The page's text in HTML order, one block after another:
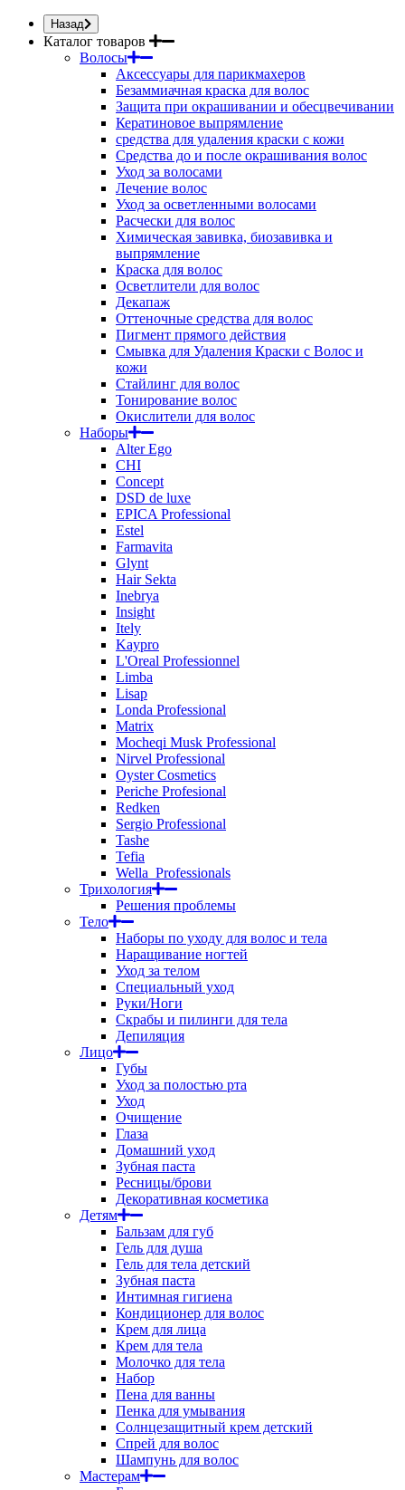
Назад
Каталог товаров
Волосы
Аксессуары для парикмахеров
Безаммиачная краска для волос
Защита при окрашивании и обесцвечивании
Кератиновое выпрямление
средства для удаления краски с кожи
Средства до и после окрашивания волос
Уход за волосами
Лечение волос
Уход за осветленными волосами
Расчески для волос
Химическая завивка, биозавивка и
выпрямление
Краска для волос
Осветлители для волос
Декапаж
Оттеночные средства для волос
Пигмент прямого действия
Смывка для Удаления Краски с Волос и
кожи
Стайлинг для волос
Тонирование волос
Окислители для волос
Наборы
Alter Ego
CHI
Concept
DSD de luxe
EPICA Professional
Estel
Farmavita
Glynt
Hair Sekta
Inebrya
Insight
Itely
Kaypro
L'Oreal Professionnel
Limba
Lisap
Londa Professional
Matrix
Mocheqi Musk Professional
Nirvel Professional
Oyster Cosmetics
Periche Profesional
Redken
Sergio Professional
Tashe
Tefia
Wella_Professionals
Трихология
Решения проблемы
Тело
Наборы по уходу для волос и тела
Наращивание ногтей
Уход за телом
Специальный уход
Руки/Ноги
Скрабы и пилинги для тела
Депиляция
Лицо
Губы
Уход за полостью рта
Уход
Очищение
Глаза
Домашний уход
Зубная паста
Ресницы/брови
Декоративная косметика
Детям
Бальзам для губ
Гель для душа
Гель для тела детский
Зубная паста
Интимная гигиена
Кондиционер для волос
Крем для лица
Крем для тела
Молочко для тела
Набор
Пена для ванны
Пенка для умывания
Солнцезащитный крем детский
Спрей для волос
Шампунь для волос
Мастерам